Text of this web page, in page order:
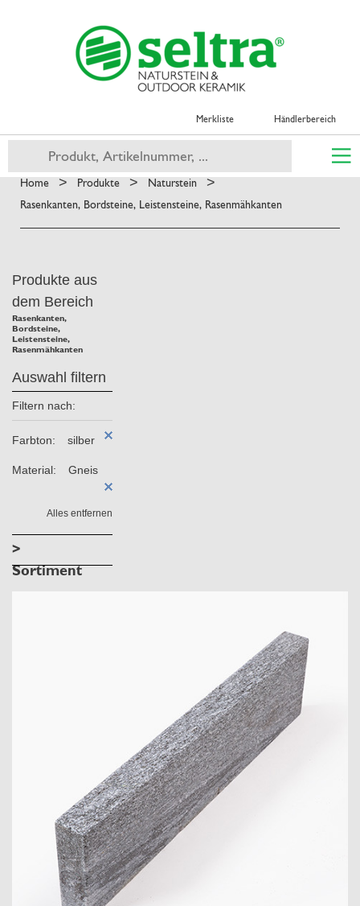
Merkliste Händlerbereich
Home > Produkte > Naturstein >
Rasenkanten, Bordsteine, Leistensteine, Rasenmähkanten
Produkte aus
dem Bereich
Rasenkanten,
Bordsteine,
Leistensteine,
Rasenmähkanten
Auswahl filtern
Filtern nach:
Farbton: silber
Material: Gneis
Alles entfernen
>
Sortiment